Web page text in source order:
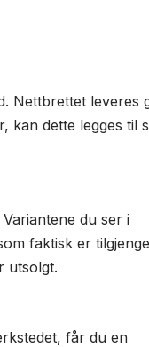
Nettbrettet leveres
kan dette legges til
du ser i
faktisk er
utsolgt.
får du en